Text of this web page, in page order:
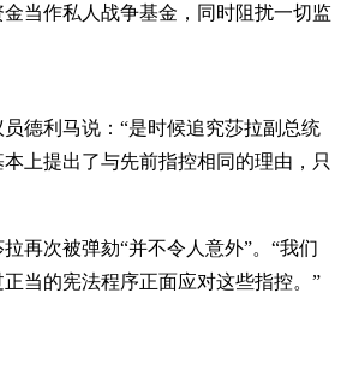
当作私人战争基金，同时阻扰一切监
德利马说：“是时候追究莎拉副总统
上提出了与先前指控相同的理由，只
再次被弹劾“并不令人意外”。“我们
当的宪法程序正面应对这些指控。”